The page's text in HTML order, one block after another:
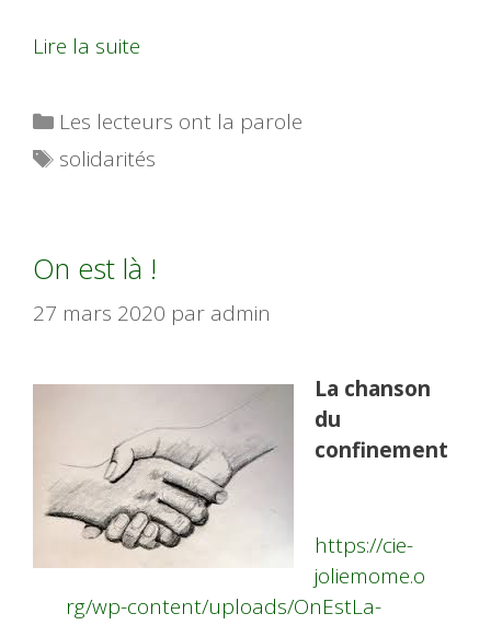
Lire la suite
Catégories
Les lecteurs ont la parole
Étiquettes
solidarités
On est là !
27 mars 2020 par admin
La chanson
du
confinement
https://cie-
joliemome.o
rg/wp-content/uploads/OnEstLa-